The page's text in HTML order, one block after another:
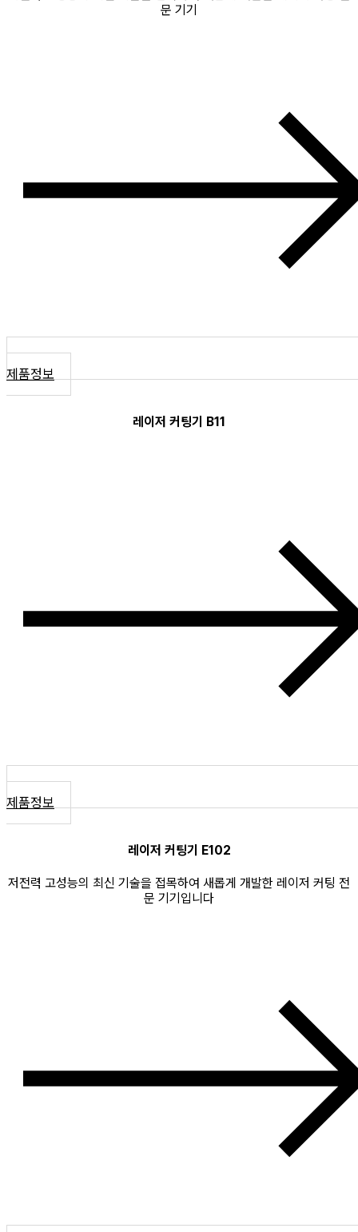
문 기기
제품정보
레이저 커팅기 B11
제품정보
레이저 커팅기 E102
저전력 고성능의 최신 기술을 접목하여 새롭게 개발한 레이저 커팅 전
문 기기입니다